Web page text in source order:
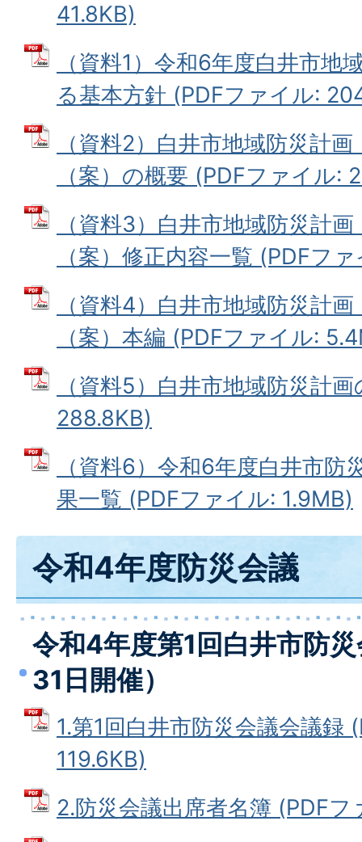
41.8KB)
（資料1）令和6年度白井市地
る基本方針 (PDFファイル:
（資料2）白井市地域防災計
（案）の概要 (PDFファイル:
（資料3）白井市地域防災計
（案）修正内容一覧 (PDFフ
（資料4）白井市地域防災計
（案）本編 (PDFファイル:
（資料5）白井市地域防災計
288.8KB)
（資料6）令和6年度白井市防
果一覧 (PDFファイル: 1.9MB)
令和4年度防災会議
令和4年度第1回白井市防
31日開催）
1.第1回白井市防災会議会議録
119.6KB)
2.防災会議出席者名簿 (PDFフ